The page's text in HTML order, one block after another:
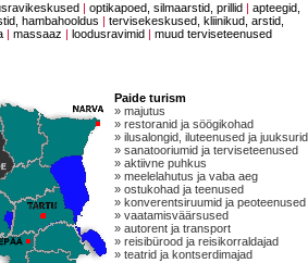
|optikapoed, silmaarstid, prillid |apteegid,
hambahooldus
tervisekeskused, kliinikud, arstid,
| massaaz loodusravimid muud terviseteenused
Paide turism
» majutus
» restoranid ja söögikohad
» ilusalongid, iluteenused ja juuksurid
» sanatooriumid ja terviseteenused
» aktiivne puhkus
» meelelahutus ja vaba aeg
» ostukohad ja teenused
» konverentsiruumid ja peoteenused
» vaatamisväärsused
» autorent ja transport
» reisibürood ja reisikorraldajad
» teatrid ja kontserdimajad